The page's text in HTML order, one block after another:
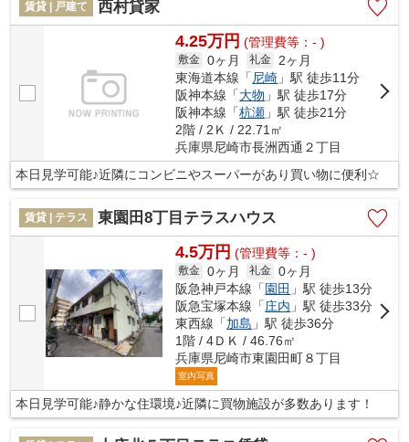
賃貸 | 戸建て 西村貸家
4.25万円 (管理費等：- )
敷金 0ヶ月 礼金
2ヶ月
東海道本線「 尼崎 」駅 徒歩11分
阪神本線「大物 」駅 徒歩17分
阪神本線「杭瀬 」駅 徒歩21分
2階 / 2Ｋ / 22.71㎡
兵庫県尼崎市長洲西通２丁目
本日見学可能♪近隣にコンビニやスーパーがあり買い物に便利☆
賃貸 | テラス 東園田8丁目テラスハウス
4.5万円 (管理費等：- )
敷金 0ヶ月 礼金 0ヶ月
阪急神戸本線「園田 」駅 徒歩13分
阪急宝塚本線「庄内 」駅 徒歩33分
東西線「加島 」駅 徒歩36分
1階 / 4ＤＫ / 46.76㎡
兵庫県尼崎市東園田町８丁目
室内写真
本日見学可能♪静かな住環境♪近隣に買物施設が多数あります！